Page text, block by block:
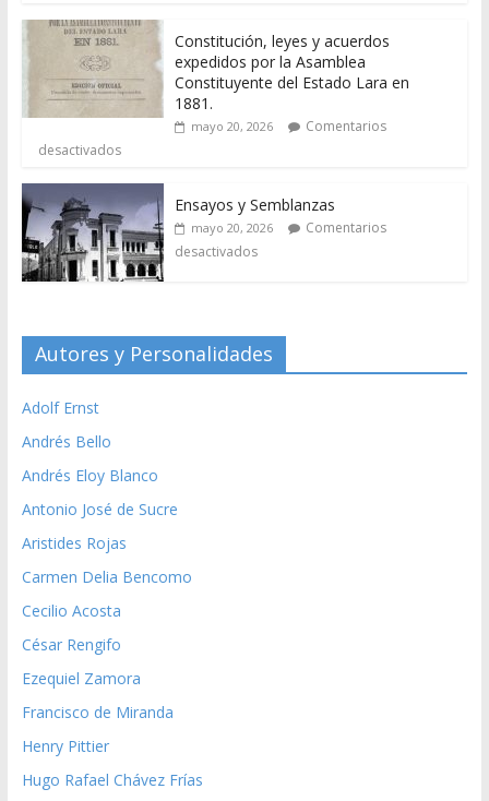
Constitución, leyes y acuerdos
expedidos por la Asamblea
Constituyente del Estado Lara en
1881.
mayo 20, 2026
Comentarios
desactivados
Ensayos y Semblanzas
mayo 20, 2026
Comentarios
desactivados
Autores y Personalidades
Adolf Ernst
Andrés Bello
Andrés Eloy Blanco
Antonio José de Sucre
Aristides Rojas
Carmen Delia Bencomo
Cecilio Acosta
César Rengifo
Ezequiel Zamora
Francisco de Miranda
Henry Pittier
Hugo Rafael Chávez Frías